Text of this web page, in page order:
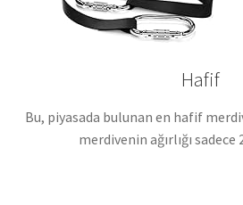
Hafif
Bu, piyasada bulunan en hafif
merdivenin ağırlığı sadece